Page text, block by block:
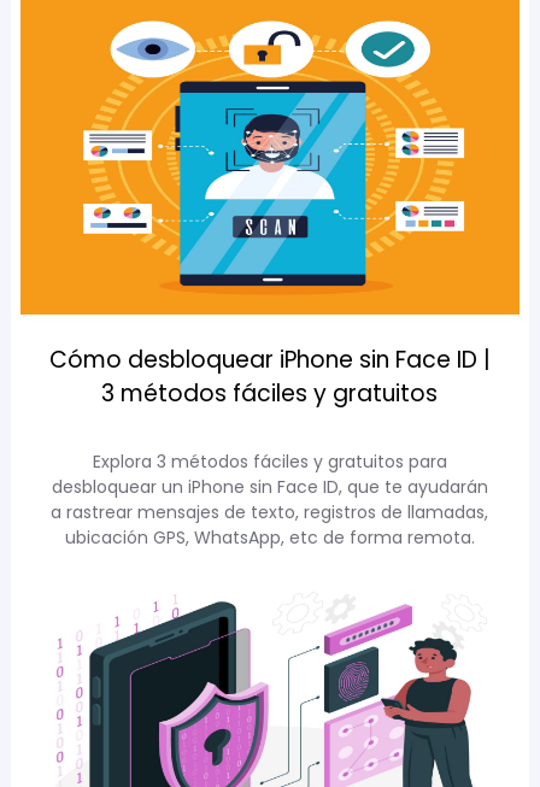
Cómo desbloquear iPhone sin Face ID |
3 métodos fáciles y gratuitos
Explora 3 métodos fáciles y gratuitos para
desbloquear un iPhone sin Face ID, que te ayudarán
a rastrear mensajes de texto, registros de llamadas,
ubicación GPS, WhatsApp, etc de forma remota.